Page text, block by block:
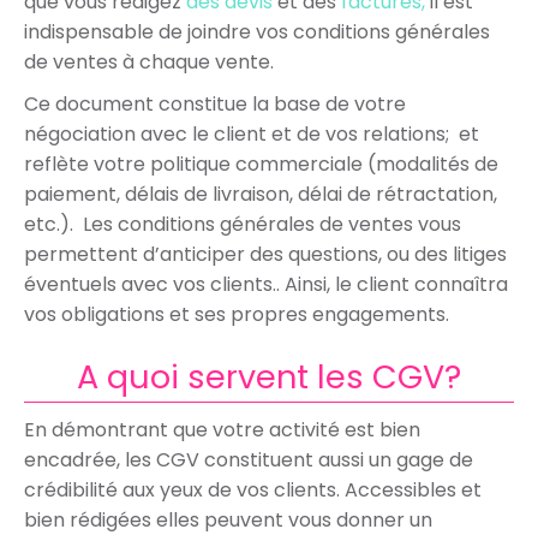
indispensable de joindre vos conditions générales
de ventes à chaque vente.
Ce document constitue la base de votre
négociation avec le client et de vos relations; et
reflète votre politique commerciale (modalités de
paiement, délais de livraison, délai de rétractation,
etc.). Les conditions générales de ventes vous
permettent d’anticiper des questions, ou des litiges
éventuels avec vos clients.. Ainsi, le client connaîtra
vos obligations et ses propres engagements.
A quoi servent les CGV?
En démontrant que votre activité est bien
encadrée, les CGV constituent aussi un gage de
crédibilité aux yeux de vos clients. Accessibles et
bien rédigées elles peuvent vous donner un